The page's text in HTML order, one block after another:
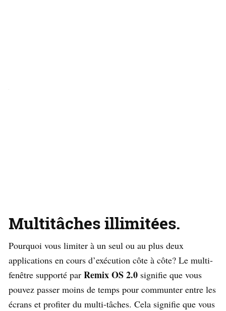
Multitâches illimitées.
Pourquoi vous limiter à un seul ou au plus deux
applications en cours d’exécution côte à côte? Le multi-
fenêtre supporté par Remix OS 2.0 signifie que vous
pouvez passer moins de temps pour communter entre les
écrans et profiter du multi-tâches. Cela signifie que vous